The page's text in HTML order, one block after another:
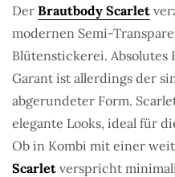
Der Brautbody Scarlet
modernen Semi-
Blütenstickerei.
Garant ist allerdings der
abgerundeter Form.
elegante Looks, ideal für
Ob in Kombi mit einer
Scarlet verspricht